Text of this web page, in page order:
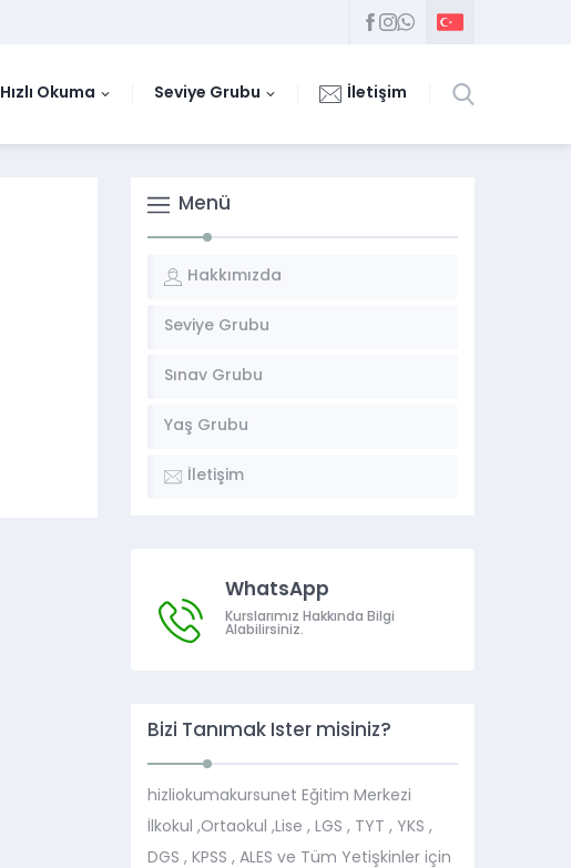
Hızlı Okuma Seviye Grubu İletişim
Menü
Hakkımızda
Seviye Grubu
Sınav Grubu
Yaş Grubu
İletişim
WhatsApp
Kurslarımız Hakkında Bilgi
Alabilirsiniz.
Bizi Tanımak İster misiniz?
hizliokumakursunet Eğitim Merkezi
İlkokul ,Ortaokul ,Lise , LGS , TYT , YKS ,
DGS , KPSS , ALES ve Tüm Yetişkinler için